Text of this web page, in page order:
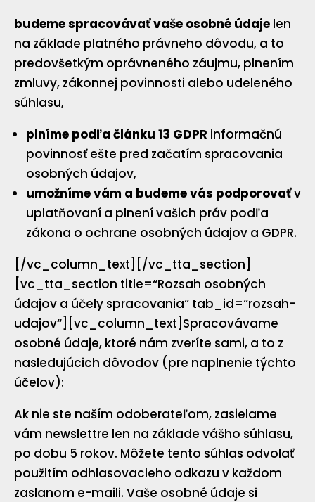
budeme spracovávať vaše osobné údaje len
na základe platného právneho dôvodu, a to
predovšetkým oprávneného záujmu, plnením
zmluvy, zákonnej povinnosti alebo udeleného
súhlasu,
plníme podľa článku 13 GDPR informačnú
povinnosť ešte pred začatím spracovania
osobných údajov,
umožníme vám a budeme vás podporovaťv
uplatňovaní a plnení vašich práv podľa
zákona o ochrane osobných údajov a GDPR.
[/vc_column_text][/vc_tta_section]
[vc_tta_section title=“Rozsah osobných
údajov a účely spracovania“ tab_id=“rozsah-
udajov“][vc_column_text]Spracovávame
osobné údaje, ktoré nám zveríte sami, a to z
nasledujúcich dôvodov (pre naplnenie týchto
účelov):
Ak nie ste naším odoberateľom, zasielame
vám newslettre len na základe vášho súhlasu,
po dobu 5 rokov. Môžete tento súhlas odvolať
použitím odhlasovacieho odkazu v každom
zaslanom e-maili. Vaše osobné údaje si